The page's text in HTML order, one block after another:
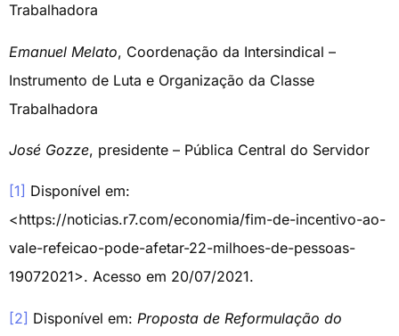
Trabalhadora
Emanuel Melato, Coordenação da Intersindical –
Instrumento de Luta e Organização da Classe
Trabalhadora
José Gozze, presidente – Pública Central do Servidor
[1] Disponível em:
<https://noticias.r7.com/economia/fim-de-incentivo-ao-
vale-refeicao-pode-afetar-22-milhoes-de-pessoas-
19072021>. Acesso em 20/07/2021.
[2] Disponível em: Proposta de Reformulação do